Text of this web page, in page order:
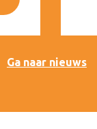
Ga naar nieuws